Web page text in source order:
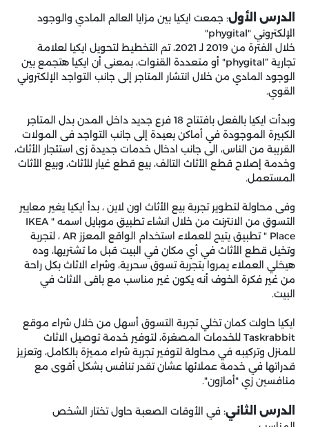
الدرس الأول: جمعت ايكيا بين مزايا العالم المادي والوجود
الإلكتروني "phygital"
خلال الفترة من 2019 لـ 2021، تم التخطيط لتحويل ايكيا لعلامة
تجارية “phygital" أو متعددة القنوات، بمعنى أن ايكيا هتجمع بين
الوجود المادي من خلال انتشار المتاجر إلى جانب التواجد الإلكتروني
القوي.
وبدأت ايكيا بالفعل بافتتاح 18 فرع جديد داخل المدن بدل المتاجر
الكبيرة الموجودة في أماكن بعيدة إلى جانب التواجد فى المولات
القريبة من الناس، الى جانب ادخال خدمات جديدة زى استئجار الأثاث،
وخدمة إصلاح قطع الأثاث التالف، بيع قطع غيار للأثاث، وبيع الأثاث
المستعمل.
وفى محاولة لتطوير تجربة بيع الأثاث اون لاين ، بدأ ايكيا يغير معايير
التسوق من الانترنت من خلال انشاء تطبيق موبايل اسمه " IKEA
Place " تطبيق يتيح للعملاء استخدام الواقع المعزز AR ، لتجربة
وتخيل قطع الأثاث في أي مكان في البيت قبل ما تشتريها، وده
هيخلي العملاء يمروا بتجربة تسوق سحرية، وشراء الاثاث بكل راحة
من غير فكرة الخوف أنه يكون غير مناسب مع باقى الاثاث في
البيت.
ايكيا حاولت كمان تخلي تجربة التسوق أسهل من خلال شراء موقع
Taskrabbit للخدمات المصغرة، لتوفير خدمة توصيل الاثاث
للمنزل وتركيبه في محاولة لتوفير تجربة شراء مميزة بالكامل، وتعزيز
قدراتها في خدمة عملائها عشان تقدر تنافس بشكل أقوى مع
منافسين زي "أمازون".
الدرس الثاني: في الأوقات الصعبة حاول تختار الشخص